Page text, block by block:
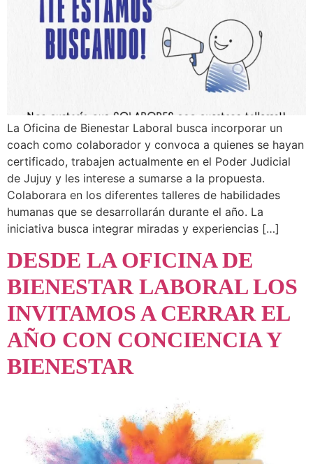
La Oficina de Bienestar Laboral busca incorporar un
coach como colaborador y convoca a quienes se hayan
certificado, trabajen actualmente en el Poder Judicial
de Jujuy y les interese a sumarse a la propuesta.
Colaborara en los diferentes talleres de habilidades
humanas que se desarrollarán durante el año. La
iniciativa busca integrar miradas y experiencias […]
DESDE LA OFICINA DE
BIENESTAR LABORAL LOS
INVITAMOS A CERRAR EL
AÑO CON CONCIENCIA Y
BIENESTAR